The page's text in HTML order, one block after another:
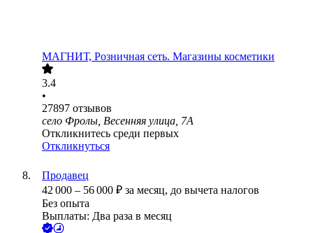
МАГНИТ, Розничная сеть. Магазины косметики
3.4
•
27897 отзывов
село Фролы, Весенняя улица, 7А
Откликнитесь среди первых
Откликнуться
Продавец
42 000 – 56 000 ₽ за месяц, до вычета налогов
Без опыта
Выплаты: Два раза в месяц